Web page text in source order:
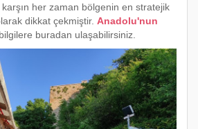
her zaman bölgenin en stratejik
dikkat çekmiştir. Anadolu'nun
buradan ulaşabilirsiniz.